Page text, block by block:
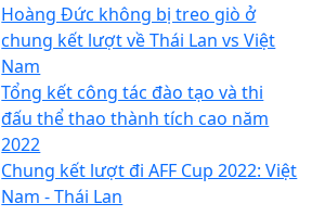
Hoàng Đức không bị treo giò ở
chung kết lượt về Thái Lan vs Việt
Nam
Tổng kết công tác đào tạo và thi
đấu thể thao thành tích cao năm
2022
Chung kết lượt đi AFF Cup 2022: Việt
Nam - Thái Lan